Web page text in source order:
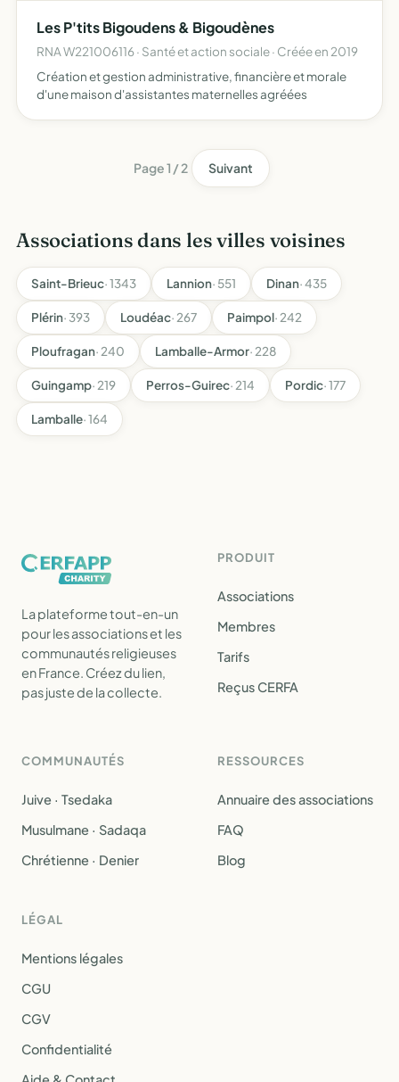
Les P'tits Bigoudens & Bigoudènes
RNA W221006116 · Santé et action sociale · Créée en 2019
Création et gestion administrative, financière et morale
d'une maison d'assistantes maternelles agréées
Page 1 / 2 Suivant
Associations dans les villes voisines
Saint-Brieuc· 1343 Lannion· 551 Dinan· 435
Plérin· 393 Loudéac· 267 Paimpol· 242
Ploufragan· 240 Lamballe-Armor· 228
Guingamp· 219 Perros-Guirec· 214 Pordic· 177
Lamballe· 164
La plateforme tout-en-un
pour les associations et les
communautés religieuses
en France. Créez du lien,
pas juste de la collecte.
PRODUIT
Associations
Membres
Tarifs
Reçus CERFA
COMMUNAUTÉS
Juive · Tsedaka
Musulmane · Sadaqa
Chrétienne · Denier
RESSOURCES
Annuaire des associations
FAQ
Blog
LÉGAL
Mentions légales
CGU
CGV
Confidentialité